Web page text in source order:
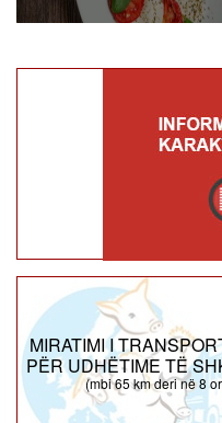
MIRATIMI I
PËR UDHËTIME TË
(mbi 65 km deri në 8